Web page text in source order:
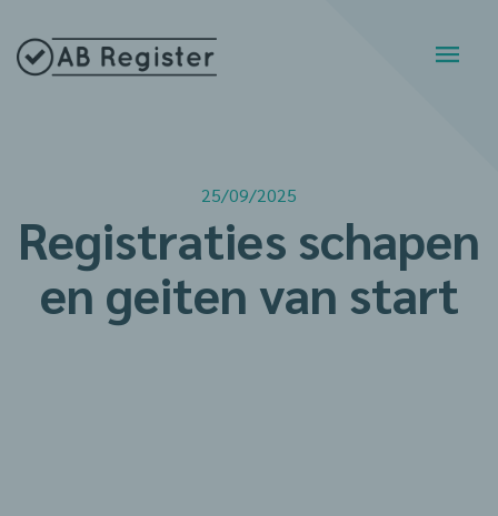
25/09/2025
Registraties schapen
en geiten van start